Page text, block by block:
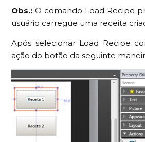
Obs.: O comando Load Recipe
usuário carregue uma receita
Após selecionar Load Recipe
ação do botão da seguinte